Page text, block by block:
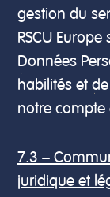
gestion du
RSCU
Données
habilités et
notre compte
7.3 –
juridique et